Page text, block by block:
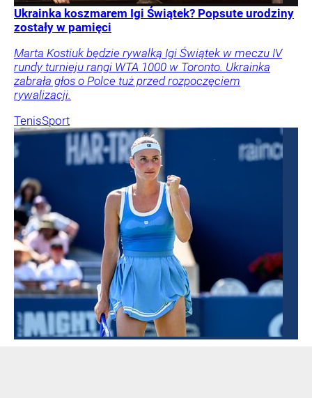
Ukrainka koszmarem Igi Świątek? Popsute urodziny
zostały w pamięci
Marta Kostiuk będzie rywalką Igi Świątek w meczu IV
rundy turnieju rangi WTA 1000 w Toronto. Ukrainka
zabrała głos o Polce tuż przed rozpoczęciem
rywalizacji.
TenisSport